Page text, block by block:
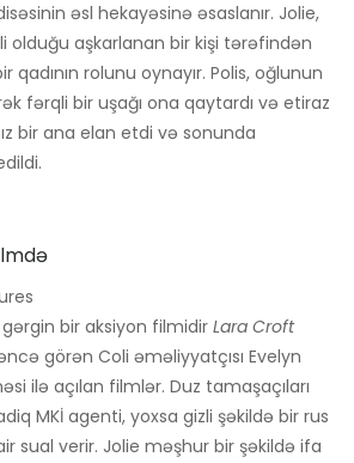
əsl hekayəsinə əsaslanır. Jolie,
olduğu aşkarlanan bir kişi tərəfindən
bir qadının rolunu oynayır. Polis, oğlunun
fərqli bir uşağı ona qaytardı və etiraz
bir ana elan etdi və sonunda
bir aksiyon filmidir Lara Croft
görən Coli əməliyyatçısı Evelyn
ilə açılan filmlər. Duz tamaşaçıları
MKİ agenti, yoxsa gizli şəkildə bir rus
sual verir. Jolie məşhur bir şəkildə ifa